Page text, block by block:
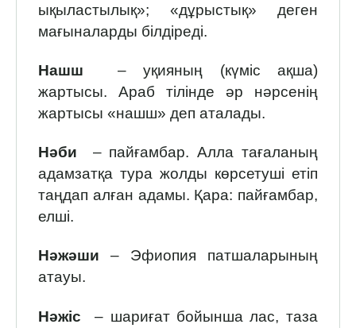
ықыластылық»; «дұрыстық» деген
мағыналарды білдіреді.
Нашш – уқияның (күміс ақша)
жартысы. Араб тілінде әр нәрсенің
жартысы «нашш» деп аталады.
Нәби – пайғамбар. Алла тағаланың
адамзатқа тура жолды көрсетуші етіп
таңдап алған адамы. Қара: пайғамбар,
елші.
Нәжәши – Эфиопия патшаларының
атауы.
Нәжіс – шариғат бойынша лас, таза